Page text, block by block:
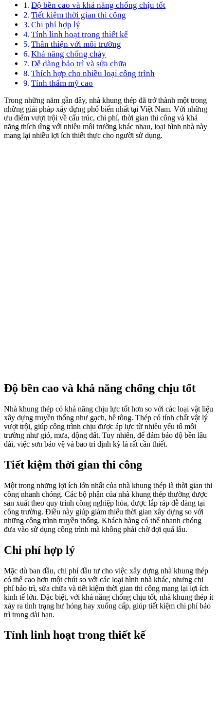
Độ bền cao và khả năng chống chịu tốt
Tiết kiệm thời gian thi công
Chi phí hợp lý
Tính linh hoạt trong thiết kế
Thân thiện với môi trường
Khả năng chống cháy
Dễ dàng bảo trì và sửa chữa
Thích hợp cho nhiều loại công trình
Tính thẩm mỹ cao
Trong những năm gần đây, nhà khung thép đã trở thành một trong
những giải pháp xây dựng phổ biến nhất tại Việt Nam. Với những
ưu điểm vượt trội về cấu trúc, chi phí, thời gian thi công và khả
năng thích ứng với nhiều môi trường khác nhau, loại hình nhà này
mang lại nhiều lợi ích thiết thực cho người sử dụng.
Độ bền cao và khả năng chống chịu tốt
Nhà khung thép có khả năng chịu lực tốt hơn so với các loại vật liệu
xây dựng truyền thống như gạch, bê tông. Thép có tính chất vật lý
vượt trội, giúp công trình chịu được áp lực từ nhiều yếu tố môi
trường như gió, mưa, động đất. Tuy nhiên, để đảm bảo độ bền lâu
dài, việc sơn bảo vệ và bảo trì định kỳ là rất cần thiết.
Tiết kiệm thời gian thi công
Một trong những lợi ích lớn nhất của nhà khung thép là thời gian thi
công nhanh chóng. Các bộ phận của nhà khung thép thường được
sản xuất theo quy trình công nghiệp hóa, được lắp ráp dễ dàng tại
công trường. Điều này giúp giảm thiểu thời gian xây dựng so với
những công trình truyền thống. Khách hàng có thể nhanh chóng
đưa vào sử dụng công trình mà không phải chờ đợi quá lâu.
Chi phí hợp lý
Mặc dù ban đầu, chi phí đầu tư cho việc xây dựng nhà khung thép
có thể cao hơn một chút so với các loại hình nhà khác, nhưng chi
phí bảo trì, sửa chữa và tiết kiệm thời gian thi công mang lại lợi ích
kinh tế lớn. Đặc biệt, với khả năng chống chịu tốt, nhà khung thép ít
xảy ra tình trạng hư hỏng hay xuống cấp, giúp tiết kiệm chi phí bảo
trì trong dài hạn.
Tính linh hoạt trong thiết kế